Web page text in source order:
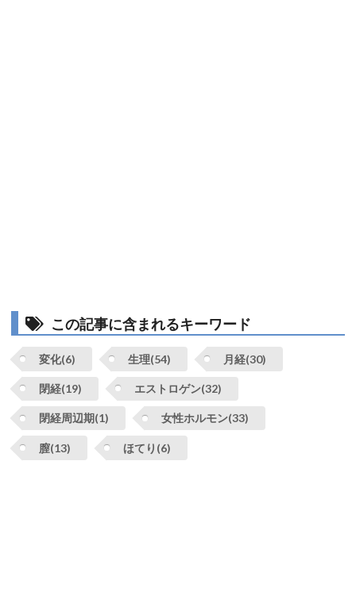
この記事に含まれるキーワード
変化(6) 生理(54) 月経(30)
閉経(19) エストロゲン(32)
閉経周辺期(1) 女性ホルモン(33)
膣(13) ほてり(6)